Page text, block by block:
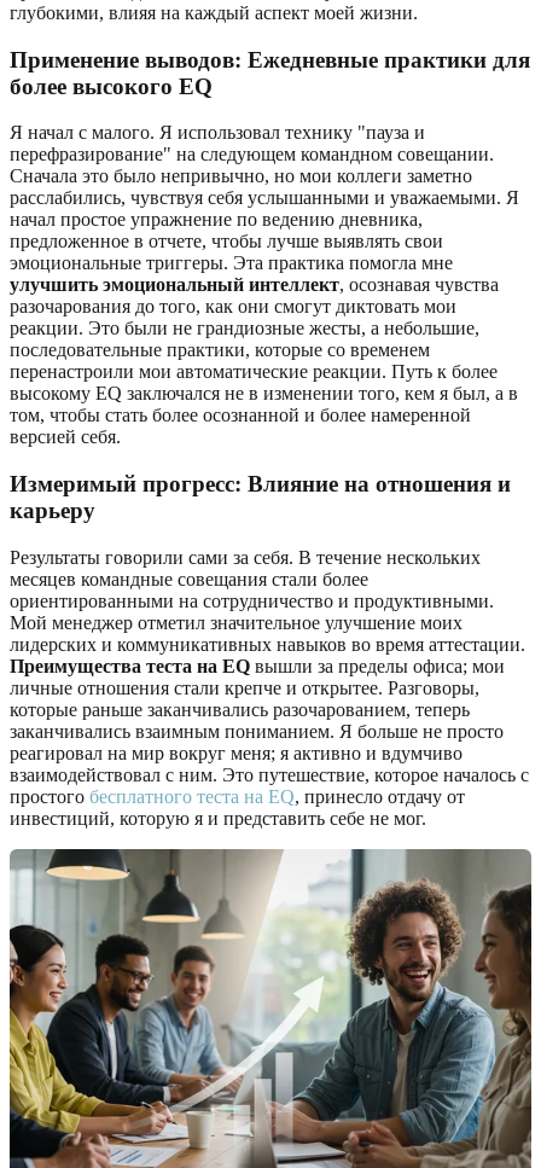
глубокими, влияя на каждый аспект моей жизни.
Применение выводов: Ежедневные практики для
более высокого EQ
Я начал с малого. Я использовал технику "пауза и
перефразирование" на следующем командном совещании.
Сначала это было непривычно, но мои коллеги заметно
расслабились, чувствуя себя услышанными и уважаемыми. Я
начал простое упражнение по ведению дневника,
предложенное в отчете, чтобы лучше выявлять свои
эмоциональные триггеры. Эта практика помогла мне
улучшить эмоциональный интеллект, осознавая чувства
разочарования до того, как они смогут диктовать мои
реакции. Это были не грандиозные жесты, а небольшие,
последовательные практики, которые со временем
перенастроили мои автоматические реакции. Путь к более
высокому EQ заключался не в изменении того, кем я был, а в
том, чтобы стать более осознанной и более намеренной
версией себя.
Измеримый прогресс: Влияние на отношения и
карьеру
Результаты говорили сами за себя. В течение нескольких
месяцев командные совещания стали более
ориентированными на сотрудничество и продуктивными.
Мой менеджер отметил значительное улучшение моих
лидерских и коммуникативных навыков во время аттестации.
Преимущества теста на EQ вышли за пределы офиса; мои
личные отношения стали крепче и открытее. Разговоры,
которые раньше заканчивались разочарованием, теперь
заканчивались взаимным пониманием. Я больше не просто
реагировал на мир вокруг меня; я активно и вдумчиво
взаимодействовал с ним. Это путешествие, которое началось с
простого бесплатного теста на EQ, принесло отдачу от
инвестиций, которую я и представить себе не мог.